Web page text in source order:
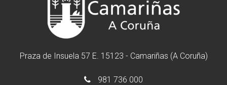
Praza de Insuela 57 E. 15123 - Camariñas (A Coruña)
981 736 000